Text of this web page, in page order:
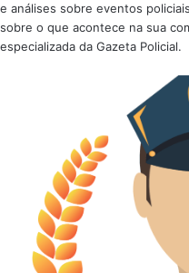
e análises sobre eventos
sobre o que acontece na sua
especializada da Gazeta Policial.